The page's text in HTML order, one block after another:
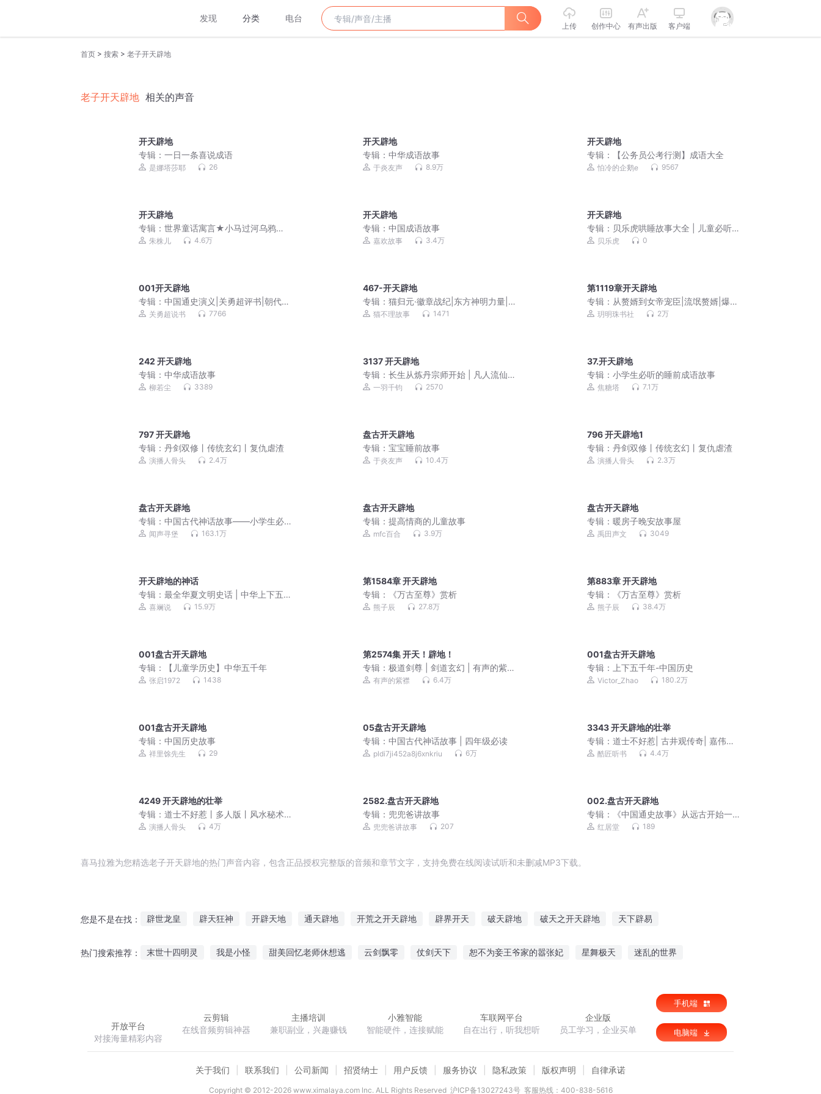
发现 分类 电台
上传 创作中心 有声出版 客户端
首页 > 搜索 > 老子开天辟地
老子开天辟地 相关的声音
开天辟地
专辑： 一日一条喜说成语
是娜塔莎耶 26
开天辟地
专辑：中华成语故事
于炎友声 8.9万
开天辟地
专辑：
【公务员公考行测】成语大全
怕冷的企鹅e 9567
开天辟地
专辑： 世界童话寓言★小马过河乌鸦喝
水 朱株儿 4.6万
开天辟地
专辑：中国成语故事
嘉欢故事 3.4万
开天辟地
专辑： 贝乐虎哄睡故事大全 | 儿童必听
睡前故事
贝乐虎 0
001开天辟地
专辑： 中国通史演义|关勇超评书|朝代更
替|君臣事迹
关勇超说书 7766
467-开天辟地
专辑：猫归元·徽章战纪|东方神明力量|
热血英雄|猫不理
猫不理故事 1471
第1119章开天辟地
专辑： 从赘婿到女帝宠臣|流氓赘婿|爆笑
脑洞|多人精品
玥明珠书社 2万
242 开天辟地
专辑： 中华成语故事
柳若尘 3389
3137 开天辟地
专辑：长生从炼丹宗师开始 | 凡人流仙
侠 | 霸榜玄幻巨作 | VIP免费 | 多人有声
一羽千钧 2570
37.开天辟地
专辑：小学生必听的睡前成语故事
焦糖塔 7.1万
797 开天辟地
专辑： 丹剑双修丨传统玄幻丨复仇虐渣
演播人骨头 2.4万
盘古开天辟地
专辑：宝宝睡前故事
于炎友声 10.4万
796 开天辟地1
专辑：丹剑双修丨传统玄幻丨复仇虐渣
演播人骨头 2.3万
盘古开天辟地
专辑： 中国古代神话故事——小学生必
读 闻声寻堡 163.1万
盘古开天辟地
专辑：提高情商的儿童故事
mfc百合 3.9万
盘古开天辟地
专辑：暖房子晚安故事屋
禹田声文 3049
开天辟地的神话
专辑： 最全华夏文明史话 | 中华上下五
千年大全集
喜斓说 15.9万
第1584章 开天辟地
专辑：
《万古至尊》赏析
熊子辰 27.8万
第883章 开天辟地
专辑：
《万古至尊》赏析
熊子辰 38.4万
001盘古开天辟地
专辑：
【儿童学历史】中华五千年
张启1972 1438
第2574集 开天！辟地！
专辑：极道剑尊 | 剑道玄幻 | 有声的紫襟
团队作品 | 多人有声剧 | 杀伐果断 | 多人
有声的紫襟 6.4万
001盘古开天辟地
专辑：
上下五千年-中国历史
Victor_Zhao 180.2万
001盘古开天辟地
专辑： 中国历史故事
祥里馀先生 29
05盘古开天辟地
专辑：中国古代神话故事 | 四年级必读
pldi7ji452a8j6xnkriu 6万
3343 开天辟地的壮举
专辑：道士不好惹| 古井观传奇| 嘉伟演
播| 紫袍道士绝代道人
酷匠听书 4.4万
4249 开天辟地的壮举
专辑： 道士不好惹丨多人版丨风水秘术
丨爆笑丨都市丨悬疑丨骨头演播
演播人骨头 4万
2582.盘古开天辟地
专辑： 兜兜爸讲故事
兜兜爸讲故事 207
002.盘古开天辟地
专辑：
《中国通史故事》从远古开始一
直讲到20世纪
红居堂 189
喜马拉雅为您精选老子开天辟地的热门声音内容，包含正品授权完整版的音频和章节文字，支持免费在线阅读试听和未删减MP3下载。
您是不是在找： 辟世龙皇 辟天狂神 开辟天地 通天辟地 开荒之开天辟地 辟界开天 破天辟地 破天之开天辟地 天下辟易
热门搜索推荐： 末世十四明灵 我是小怪 甜美回忆老师休想逃 云剑飘零 仗剑天下 恕不为妾王爷家的嚣张妃 星舞极天 迷乱的世界
开放平台
对接海量精彩内容
云剪辑
在线音频剪辑神器
主播培训
兼职副业，兴趣赚钱
小雅智能
智能硬件，连接赋能
车联网平台
自在出行，听我想听
企业版
员工学习，企业买单
手机端
电脑端
关于我们 联系我们 公司新闻 招贤纳士 用户反馈 服务协议 隐私政策 版权声明 自律承诺
Copyright © 2012-2026www.ximalaya.com lnc. ALL Rights Reserved 沪ICP备13027243号 客服热线：400-838-5616